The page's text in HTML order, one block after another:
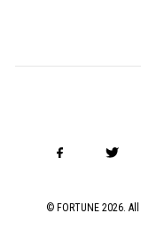
© FORTUNE 2026.